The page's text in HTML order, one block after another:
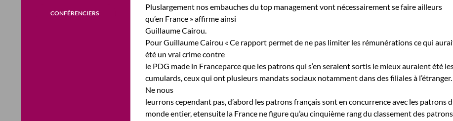
Pluslargement nos embauches du top management vont nécessairement se faire ailleurs
qu’en France » affirme ainsi
Guillaume Cairou.
Pour Guillaume Cairou « Ce rapport permet de ne pas limiter les rémunérations ce qui
été un vrai crime contre
le PDG made in Franceparce que les patrons qui s’en seraient sortis le mieux auraient été
cumulards, ceux qui ont plusieurs mandats sociaux notamment dans des filiales à l’étranger.
Ne nous
leurrons cependant pas, d’abord les patrons français sont en concurrence avec les patrons
monde entier, etensuite la France ne figure qu’au cinquième rang du classement des patrons
CONFÉRENCIERS